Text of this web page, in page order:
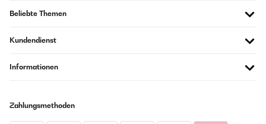
Beliebte Themen
Kundendienst
Informationen
Zahlungsmethoden